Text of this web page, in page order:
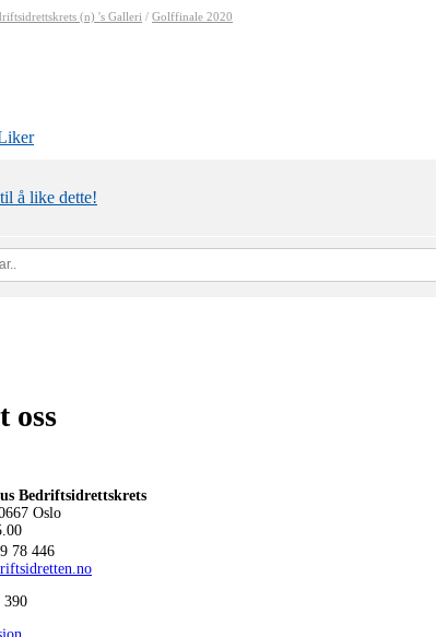
(n) 's Galleri / Golffinale 2020
å like dette!
oss
Bedriftsidrettskrets
Oslo
78 446
390